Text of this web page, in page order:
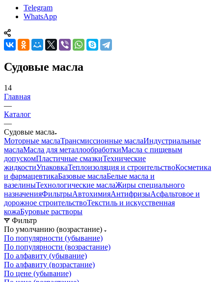
Telegram
WhatsApp
Судовые масла
14
Главная
—
Каталог
—
Судовые масла
Моторные маслаТрансмиссионные маслаИндустриальные
маслаМасла для металлообработкиМасла с пищевым
допускомПластичные смазкиТехнические
жидкостиУпаковкаТеплоизоляция и строительствоКосметика
и фармацевтикаБазовые маслаБелые масла и
вазелиныТехнологические маслаЖиры специального
назначенияФильтрыАвтохимияАнтифризыАсфальтовое и
дорожное строительствоТекстиль и искусственная
кожаБуровые растворы
Фильтр
По умолчанию (возрастание)
По популярности (убывание)
По популярности (возрастание)
По алфавиту (убывание)
По алфавиту (возрастание)
По цене (убывание)